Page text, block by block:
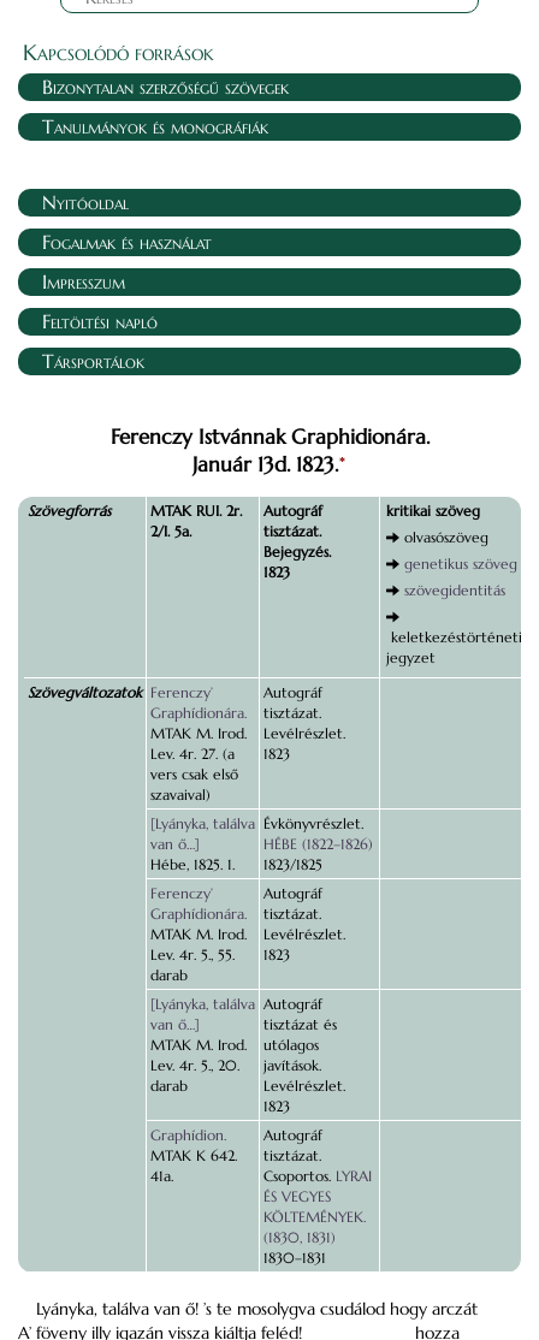
Kapcsolódó források
Bizonytalan szerzőségű szövegek
Tanulmányok és monográfiák
Nyitóoldal
Fogalmak és használat
Impresszum
Feltöltési napló
Társportálok
Ferenczy Istvánnak Graphidionára.
Január 13d. 1823.*
Szövegforrás
MTAK RUI. 2r.
2/I. 5a.
Autográf
tisztázat.
Bejegyzés.
1823
kritikai szöveg
olvasószöveg
genetikus szöveg
szövegidentitás
keletkezéstörténeti
jegyzet
Szövegváltozatok Ferenczy’
Graphídionára.
MTAK M. Irod.
Lev. 4r. 27. (a
vers csak első
szavaival)
Autográf
tisztázat.
Levélrészlet.
1823
[Lyányka, találva
van ő…]
Hébe, 1825. 1.
Évkönyvrészlet.
HÉBE (1822–1826)
1823/1825
Ferenczy’
Graphídionára.
MTAK M. Irod.
Lev. 4r. 5., 55.
darab
Autográf
tisztázat.
Levélrészlet.
1823
[Lyányka, találva
van ő…]
MTAK M. Irod.
Lev. 4r. 5., 20.
darab
Autográf
tisztázat és
utólagos
javítások.
Levélrészlet.
1823
Graphídion.
MTAK K 642.
41a.
Autográf
tisztázat.
Csoportos. LYRAI
ÉS VEGYES
KÖLTEMÉNYEK.
(1830, 1831)
1830–1831
Lyányka, találva van ő! ’s te mosolygva csudálod hogy arczát
A’ föveny illy igazán vissza kiáltja feléd!
hozza